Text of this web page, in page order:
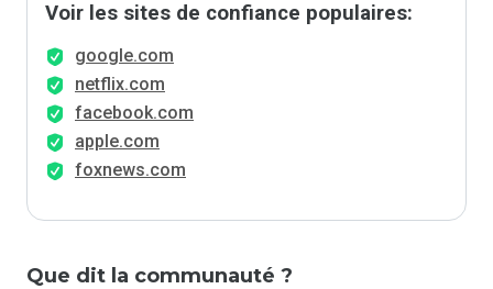
Voir les sites de confiance populaires:
google.com
netflix.com
facebook.com
apple.com
foxnews.com
Que dit la communauté ?